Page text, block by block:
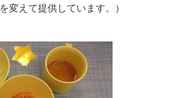
変えて提供しています。）